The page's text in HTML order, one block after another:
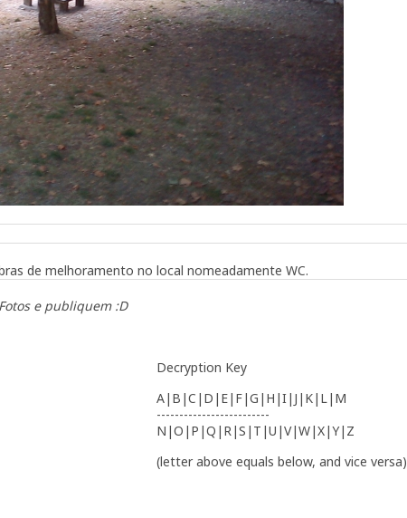
de melhoramento no local nomeadamente WC.
e publiquem :D
Decryption Key
A|B|C|D|E|F|G|H|I|J|K|L|M
-------------------------
N|O|P|Q|R|S|T|U|V|W|X|Y|Z
(letter above equals below, and vice versa)